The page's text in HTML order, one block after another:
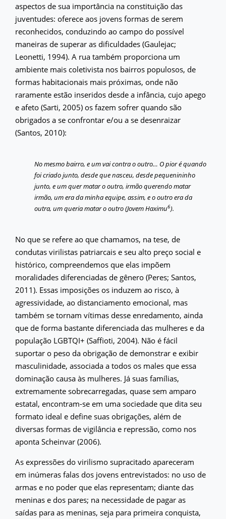
aspectos de sua importância na constituição das
juventudes: oferece aos jovens formas de serem
reconhecidos, conduzindo ao campo do possível
maneiras de superar as dificuldades (Gaulejac;
Leonetti, 1994). A rua também proporciona um
ambiente mais coletivista nos bairros populosos, de
formas habitacionais mais próximas, onde não
raramente estão inseridos desde a infância, cujo apego
e afeto (Sarti, 2005) os fazem sofrer quando são
obrigados a se confrontar e/ou a se desenraizar
(Santos, 2010):
No mesmo bairro, e um vai contra o outro… O pior é quando
foi criado junto, desde que nasceu, desde pequenininho
junto, e um quer matar o outro, irmão querendo matar
irmão, um era da minha equipe, assim, e o outro era da
outra, um queria matar o outro (Jovem Haximu6).
No que se refere ao que chamamos, na tese, de
condutas virilistas patriarcais e seu alto preço social e
histórico, compreendemos que elas impõem
moralidades diferenciadas de gênero (Peres; Santos,
2011). Essas imposições os induzem ao risco, à
agressividade, ao distanciamento emocional, mas
também se tornam vítimas desse enredamento, ainda
que de forma bastante diferenciada das mulheres e da
população LGBTQI+ (Saffioti, 2004). Não é fácil
suportar o peso da obrigação de demonstrar e exibir
masculinidade, associada a todos os males que essa
dominação causa às mulheres. Já suas famílias,
extremamente sobrecarregadas, quase sem amparo
estatal, encontram-se em uma sociedade que dita seu
formato ideal e define suas obrigações, além de
diversas formas de vigilância e repressão, como nos
aponta Scheinvar (2006).
As expressões do virilismo supracitado apareceram
em inúmeras falas dos jovens entrevistados: no uso de
armas e no poder que elas representam; diante das
meninas e dos pares; na necessidade de pagar as
saídas para as meninas, seja para primeira conquista,